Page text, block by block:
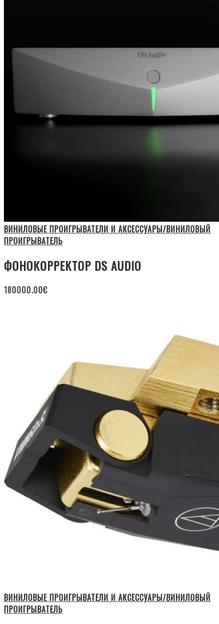
ВИНИЛОВЫЕ ПРОИГРЫВАТЕЛИ И АКСЕССУАРЫ/ВИНИЛОВЫЙ
ПРОИГРЫВАТЕЛЬ
ФОНОКОРРЕКТОР DS AUDIO
180000.00€
ВИНИЛОВЫЕ ПРОИГРЫВАТЕЛИ И АКСЕССУАРЫ/ВИНИЛОВЫЙ
ПРОИГРЫВАТЕЛЬ